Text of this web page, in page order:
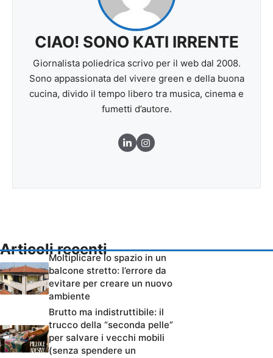
CIAO! SONO KATI IRRENTE
Giornalista poliedrica scrivo per il web dal 2008.
Sono appassionata del vivere green e della buona
cucina, divido il tempo libero tra musica, cinema e
fumetti d’autore.
Articoli recenti
Moltiplicare lo spazio in un
balcone stretto: l’errore da
evitare per creare un nuovo
ambiente
Brutto ma indistruttibile: il
trucco della “seconda pelle”
per salvare i vecchi mobili
(senza spendere un